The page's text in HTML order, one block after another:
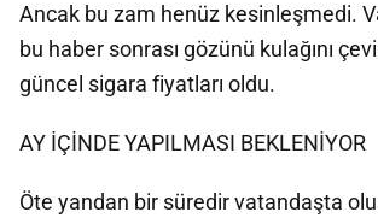
Ancak bu zam henüz kesinleşmedi.
bu haber sonrası gözünü kulağını
güncel sigara fiyatları oldu.
AY İÇİNDE YAPILMASI BEKLENİYOR
Öte yandan bir süredir vatandaşta